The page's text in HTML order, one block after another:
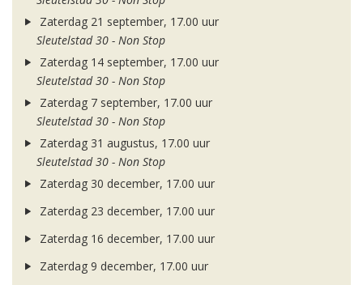
Zaterdag 21 september, 17.00 uur
Sleutelstad 30 - Non Stop
Zaterdag 14 september, 17.00 uur
Sleutelstad 30 - Non Stop
Zaterdag 7 september, 17.00 uur
Sleutelstad 30 - Non Stop
Zaterdag 31 augustus, 17.00 uur
Sleutelstad 30 - Non Stop
Zaterdag 30 december, 17.00 uur
Zaterdag 23 december, 17.00 uur
Zaterdag 16 december, 17.00 uur
Zaterdag 9 december, 17.00 uur